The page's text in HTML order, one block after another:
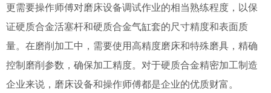
更需要操作师傅对磨床设备调试作业的相当熟练程度，以保
证硬质合金活塞杆和硬质合金气缸套的尺寸精度和表面质
量。在磨削加工中，需要使用高精度磨床和特殊磨具，精确
控制磨削参数，确保加工精度。对于硬质合金精密加工制造
企业来说，磨床设备和操作师傅都是企业的优质财富。